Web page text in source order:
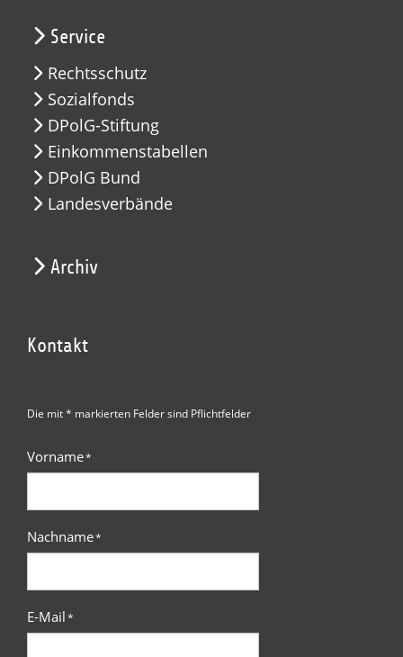
Service
Rechtsschutz
Sozialfonds
DPolG-Stiftung
Einkommenstabellen
DPolG Bund
Landesverbände
Archiv
Kontakt
Die mit * markierten Felder sind Pflichtfelder
Vorname*
Nachname*
E-Mail*